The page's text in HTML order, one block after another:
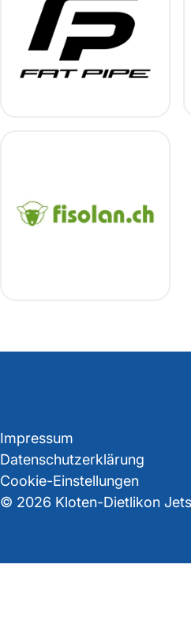
Impressum
Datenschutzerklärung
Cookie-Einstellungen
© 2026 Kloten-Dietlikon